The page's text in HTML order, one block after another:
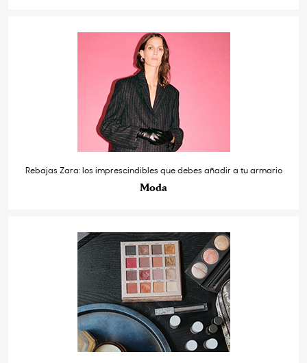
Rebajas Zara: los imprescindibles que debes añadir a tu armario
Moda